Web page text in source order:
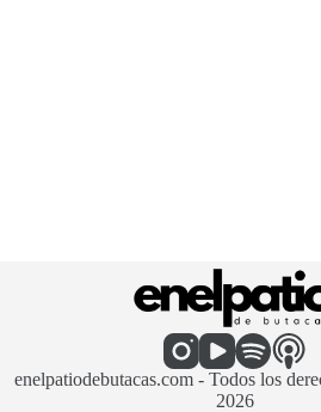
enelpatiodebutacas.com - Todos los
2026